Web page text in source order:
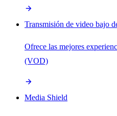
Transmisión de video bajo
Ofrece las mejores
(VOD)
Media Shield